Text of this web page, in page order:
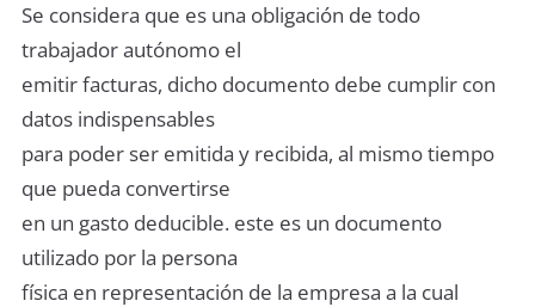
Se considera que es una obligación de todo
trabajador autónomo el
emitir facturas, dicho documento debe cumplir con
datos indispensables
para poder ser emitida y recibida, al mismo tiempo
que pueda convertirse
en un gasto deducible. este es un documento
utilizado por la persona
física en representación de la empresa a la cual